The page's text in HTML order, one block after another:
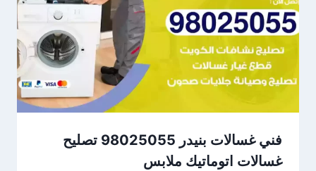
فني غسالات بنيدر 98025055 تصليح
غسالات اتوماتيك ملابس